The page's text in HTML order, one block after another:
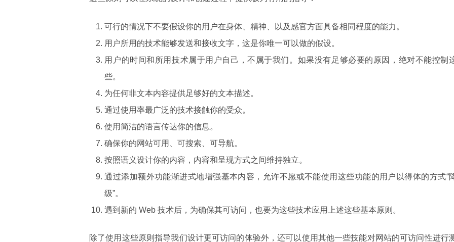
可行的情况下不要假设你的用户在身体、精神、以及感官方面具备相同程度的能力。
用户所用的技术能够发送和接收文字，这是你唯一可以做的假设。
用户的时间和所用技术属于用户自己，不属于我们。如果没有足够必要的原因，绝对不能控制
些。
为任何非文本内容提供足够好的文本描述。
通过使用率最广泛的技术接触你的受众。
使用简洁的语言传达你的信息。
确保你的网站可用、可搜索、可导航。
按照语义设计你的内容，内容和呈现方式之间维持独立。
通过添加额外功能渐进式地增强基本内容，允许不愿或不能使用这些功能的用户以得体的方式“
级”。
遇到新的 Web 技术后，为确保其可访问，也要为这些技术应用上述这些基本原则。
除了使用这些原则指导我们设计更可访问的体验外，还可以使用其他一些技能对网站的可访问性进行